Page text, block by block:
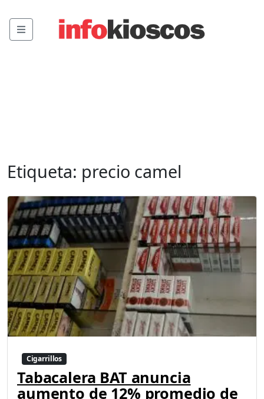
Menu
Etiqueta: precio camel
Cigarrillos
Tabacalera BAT anuncia
aumento de 12% promedio de